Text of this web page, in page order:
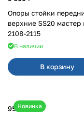
Опоры стойки
верхние SS20 мастер
2108-2115
В наличии
В корзину
Новинка
950 ₽